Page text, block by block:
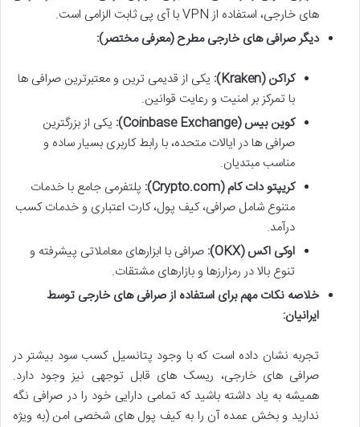
های خارجی، استفاده از VPN با آی پی ثابت الزامی است.
دیگر صرافی های خارجی مطرح (معرفی مختصر):
کراکن (Kraken):
یکی از قدیمی ترین و معتبرترین صرافی ها
با تمرکز بر امنیت و رعایت قوانین.
کوین بیس (Coinbase Exchange):
یکی از بزرگترین
صرافی ها در ایالات متحده، با رابط کاربری بسیار ساده و
مناسب مبتدیان.
کریپتو دات کام (Crypto.com):
پلتفرمی جامع با خدمات
متنوع شامل صرافی، کیف پول، کارت اعتباری و خدمات کسب
درآمد.
اوکی اکس (OKX):
صرافی با ابزارهای معاملاتی پیشرفته و
تنوع بالا در رمزارزها و بازارهای مشتقات.
خلاصه نکات مهم برای استفاده از صرافی های خارجی توسط
ایرانیان:
تجربه نشان داده است که با وجود پتانسیل کسب سود بیشتر در
صرافی های خارجی، ریسک های قابل توجهی نیز وجود دارد.
همیشه به یاد داشته باشید که تمامی دارایی خود را در صرافی نگه
ندارید و بخش عمده آن را به کیف پول های شخصی امن (به ویژه